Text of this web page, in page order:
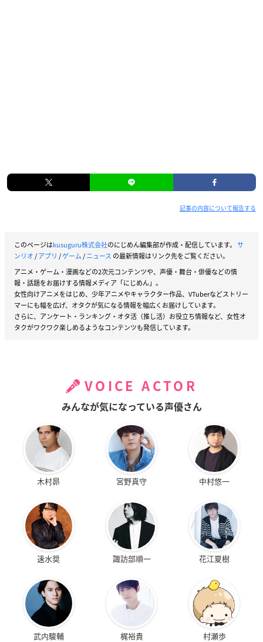
記事の内容について報告する
このページはkusuguru株式会社のにじめん編集部が作成・配信しています。 サ
ンリオ/アプリ /ゲーム/ニュース の最新情報はリンク先をご覧ください。
アニメ・ゲーム・漫画などの2次元コンテンツや、声優・舞台・俳優などの情
報・話題をお届けする情報メディア「にじめん」。
女性向けアニメをはじめ、少年アニメやキャラクター作品、VTuberなどストリー
マーにも幅を広げ、オタクが気になる情報を幅広くお届けしています。
さらに、アンケート・ランキング・オタ活（推し活）お役立ち情報など、女性オ
タクがワクワク楽しめるようなコンテンツも発信しています。
VOICE ACTOR
みんなが気になっている声優さん
木村昴 宮野真守 中村悠一
速水奨 諏訪部順一 花江夏樹
武内駿輔 梶裕貴 村瀬歩